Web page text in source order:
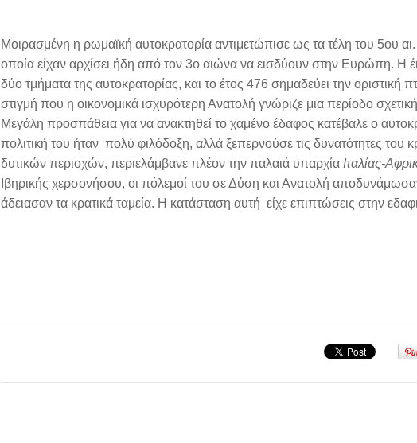
Μοιρασμένη η ρωμαϊκή αυτοκρατορία αντιμετώπισε ως τα τέλη του 5ου
οποία είχαν αρχίσει ήδη από τον 3ο αιώνα να εισδύουν στην Ευρώπη. Η
δύο τμήματα της αυτοκρατορίας, και το έτος 476 σημαδεύει την οριστική
στιγμή που η οικονομικά ισχυρότερη Ανατολή γνώριζε μια περίοδο
Μεγάλη προσπάθεια για να ανακτηθεί το χαμένο έδαφος κατέβαλε ο
πολιτική του ήταν πολύ φιλόδοξη, αλλά ξεπερνούσε τις δυνατότητες του
δυτικών περιοχών, περιελάμβανε πλέον την παλαιά υπαρχία Ιταλίας-
Ιβηρικής χερσονήσου, οι πόλεμοί του σε Δύση και Ανατολή
άδειασαν τα κρατικά ταμεία. Η κατάσταση αυτή είχε επιπτώσεις στην